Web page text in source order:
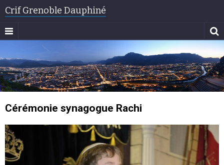
Crif Grenoble Dauphiné
Cérémonie synagogue Rachi